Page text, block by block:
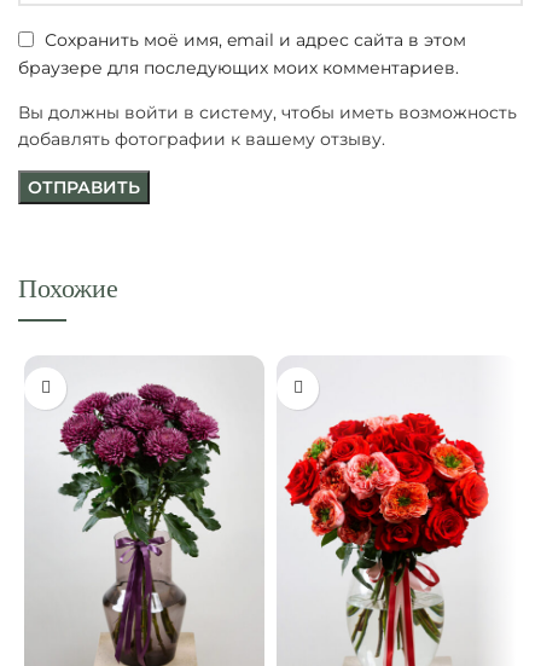
Сохранить моё имя, email и адрес сайта в этом
браузере для последующих моих комментариев.
Вы должны войти в систему, чтобы иметь возможность
добавлять фотографии к вашему отзыву.
Похожие